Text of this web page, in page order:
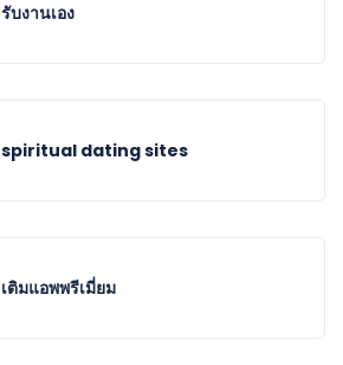
รับงานเอง
spiritual dating sites
เติมแอพพรีเมี่ยม